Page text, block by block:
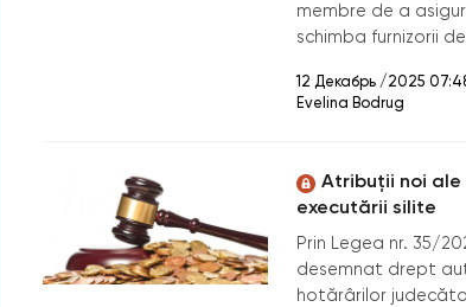
membre de a
schimba furnizorii
12 Декабрь /2025
Evelina Bodrug
Atribuții noi ale
executării silite
Prin Legea nr. 35/
desemnat drept
hotărârilor